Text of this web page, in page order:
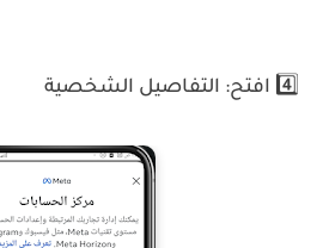
4️⃣ افتح: التفاصيل الشخصية